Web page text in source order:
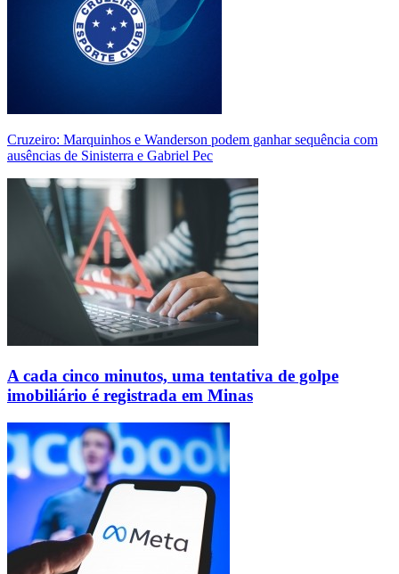
Cruzeiro: Marquinhos e Wanderson podem ganhar sequência com
ausências de Sinisterra e Gabriel Pec
A cada cinco minutos, uma tentativa de golpe
imobiliário é registrada em Minas